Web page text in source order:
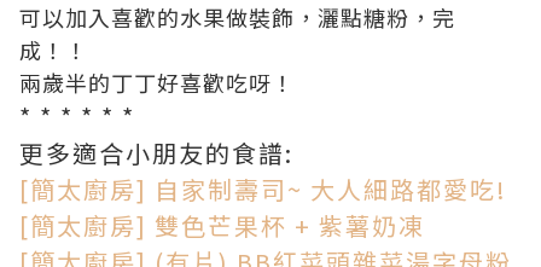
可以加入喜歡的水果做裝飾，灑點糖粉，完
成！！
兩歲半的丁丁好喜歡吃呀！
* * * * * *
更多適合小朋友的食譜:
[簡太廚房] 自家制壽司~ 大人細路都愛吃!
[簡太廚房] 雙色芒果杯 + 紫薯奶凍